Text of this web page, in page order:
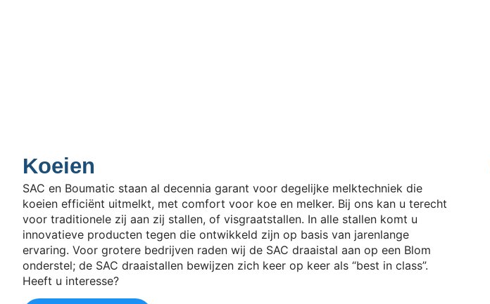
Koeien
SAC en Boumatic staan al decennia garant voor degelijke melktechniek die
koeien efficiënt uitmelkt, met comfort voor koe en melker. Bij ons kan u terecht
voor traditionele zij aan zij stallen, of visgraatstallen. In alle stallen komt u
innovatieve producten tegen die ontwikkeld zijn op basis van jarenlange
ervaring. Voor grotere bedrijven raden wij de SAC draaistal aan op een Blom
onderstel; de SAC draaistallen bewijzen zich keer op keer als “best in class”.
Heeft u interesse?